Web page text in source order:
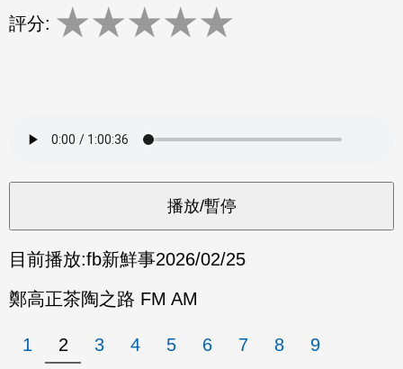
評分: ★★★★★
目前播放:fb新鮮事2026/02/25
鄭高正茶陶之路 FM AM
1 2 3 4 5 6 7 8 9